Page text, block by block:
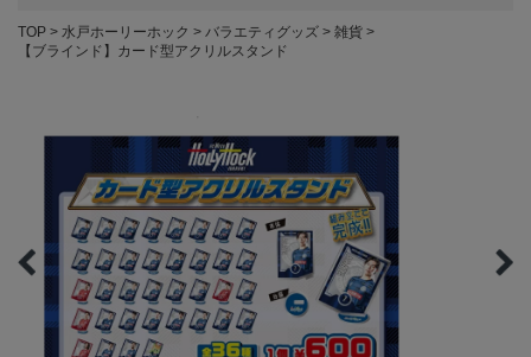
TOP 水戸ホーリーホック バラエティグッズ
雑貨
【ブラインド】カード型アクリルスタンド